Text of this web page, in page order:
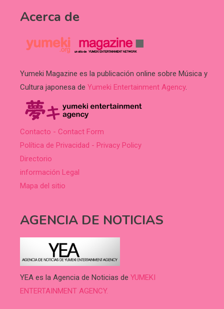
Acerca de
Yumeki Magazine es la publicación online sobre Música y
Cultura japonesa de Yumeki Entertainment Agency.
Contacto - Contact Form
Política de Privacidad - Privacy Policy
Directorio
información Legal
Mapa del sitio
AGENCIA DE NOTICIAS
YEA es la Agencia de Noticias de YUMEKI
ENTERTAINMENT AGENCY.